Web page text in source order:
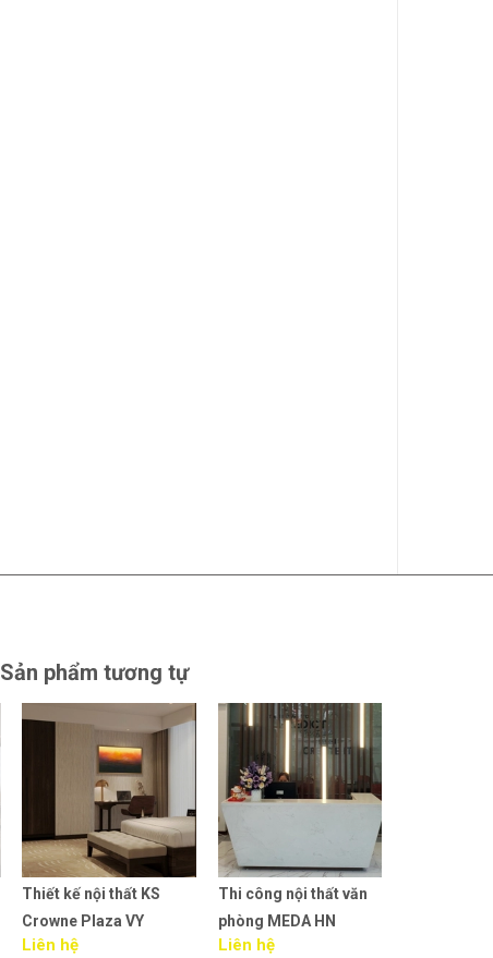
Sản phẩm tương tự
Thiết kế nội thất KS
Crowne Plaza VY
Liên hệ
Thi công nội thất văn
phòng MEDA HN
Liên hệ